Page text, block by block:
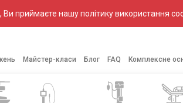
приймаєте нашу політику використання
Майстер-класи Блог FAQ Комплексне